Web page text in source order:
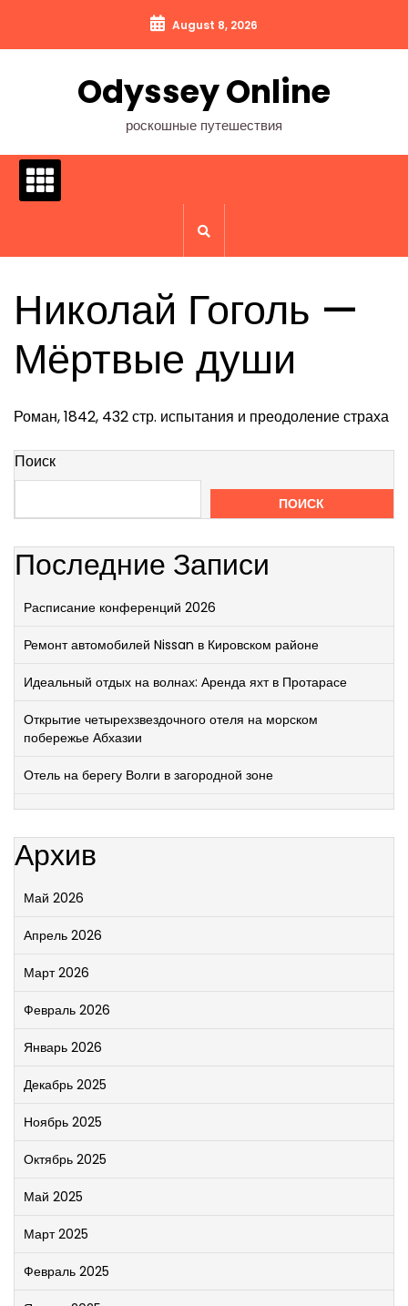
содержимому
August 8, 2026
Odyssey Online
роскошные путешествия
Николай Гоголь —
Мёртвые души
Роман, 1842, 432 стр. испытания и преодоление страха
Поиск
ПОИСК
Последние Записи
Расписание конференций 2026
Ремонт автомобилей Nissan в Кировском районе
Идеальный отдых на волнах: Аренда яхт в Протарасе
Открытие четырехзвездочного отеля на морском
побережье Абхазии
Отель на берегу Волги в загородной зоне
Архив
Май 2026
Апрель 2026
Март 2026
Февраль 2026
Январь 2026
Декабрь 2025
Ноябрь 2025
Октябрь 2025
Май 2025
Март 2025
Февраль 2025